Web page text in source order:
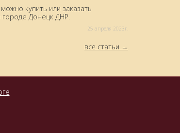
купить или заказать
городе Донецк ДНР.
25 aпреля 2023г.
все статьи